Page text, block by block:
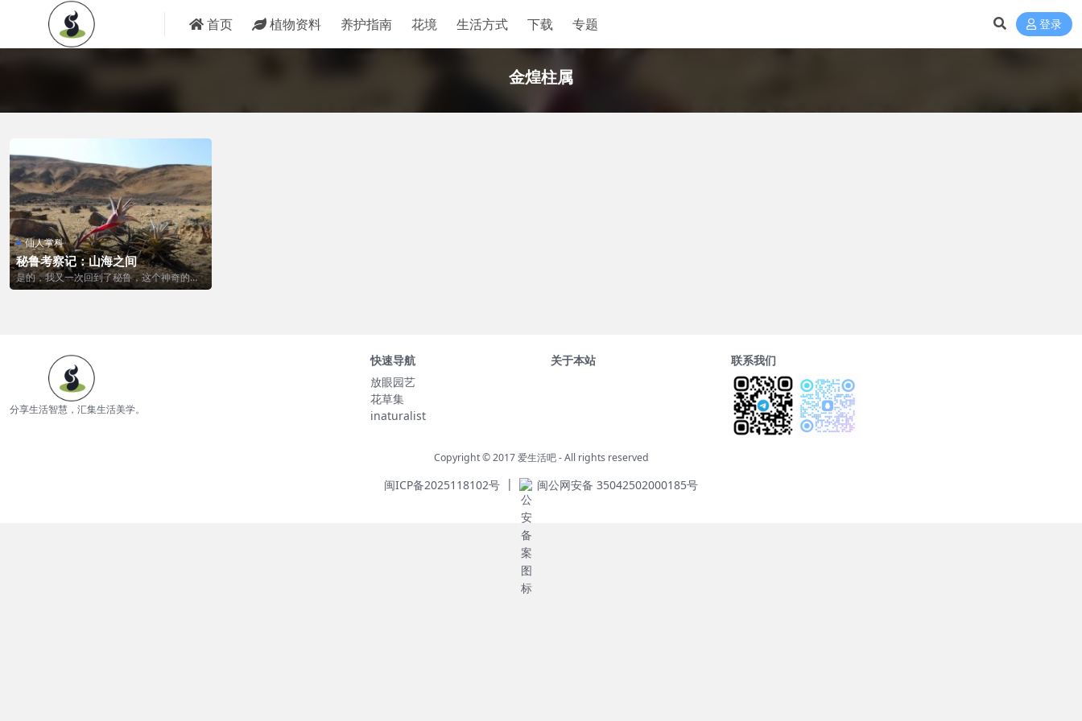
首页 植物资料 养护指南 花境 生活方式 下载 专题 登录
金煌柱属
仙人掌科
秘鲁考察记：山海之间
是的，我又一次回到了秘鲁，这个神奇的国
家。 开过了利马难以行驶的路面，通过了当
分享生活智慧，汇集生活美学。
快速导航
放眼园艺
花草集
inaturalist
关于本站 联系我们
Copyright © 2017爱生活吧- All rights reserved
闽ICP备2025118102号 | 闽公网安备 35042502000185号